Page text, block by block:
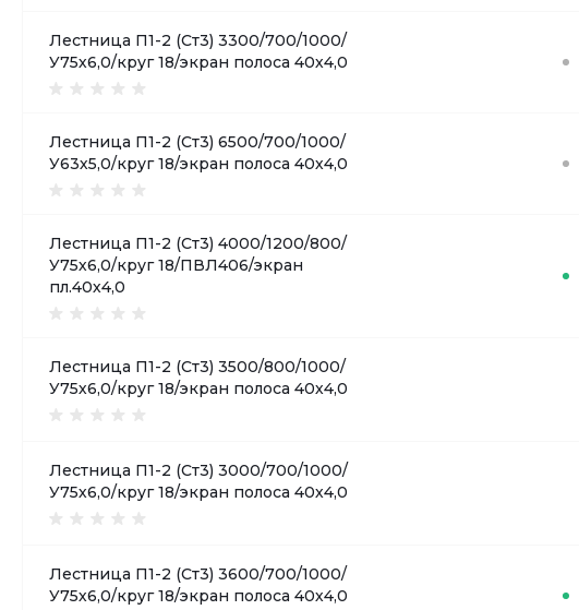
Лестница П1-2 (Ст3) 3300/700/1000/
У75х6,0/круг 18/экран полоса 40х4,0
Лестница П1-2 (Ст3) 6500/700/1000/
У63х5,0/круг 18/экран полоса 40х4,0
Лестница П1-2 (Ст3) 4000/1200/800/
У75х6,0/круг 18/ПВЛ406/экран
пл.40х4,0
Лестница П1-2 (Ст3) 3500/800/1000/
У75х6,0/круг 18/экран полоса 40х4,0
Лестница П1-2 (Ст3) 3000/700/1000/
У75х6,0/круг 18/экран полоса 40х4,0
Лестница П1-2 (Ст3) 3600/700/1000/
У75х6,0/круг 18/экран полоса 40х4,0